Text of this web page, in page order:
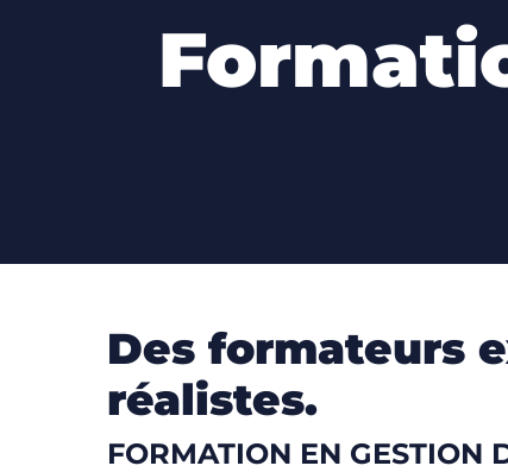
Des formateurs
réalistes.
FORMATION EN GESTION